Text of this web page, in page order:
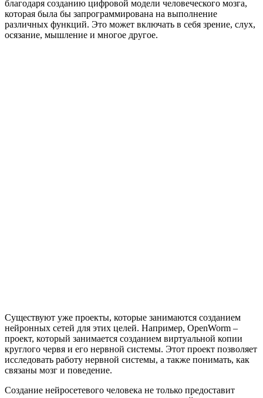
благодаря созданию цифровой модели человеческого мозга,
которая была бы запрограммирована на выполнение
различных функций. Это может включать в себя зрение, слух,
осязание, мышление и многое другое.
Существуют уже проекты, которые занимаются созданием
нейронных сетей для этих целей. Например, OpenWorm –
проект, который занимается созданием виртуальной копии
круглого червя и его нервной системы. Этот проект позволяет
исследовать работу нервной системы, а также понимать, как
связаны мозг и поведение.
Создание нейросетевого человека не только предоставит